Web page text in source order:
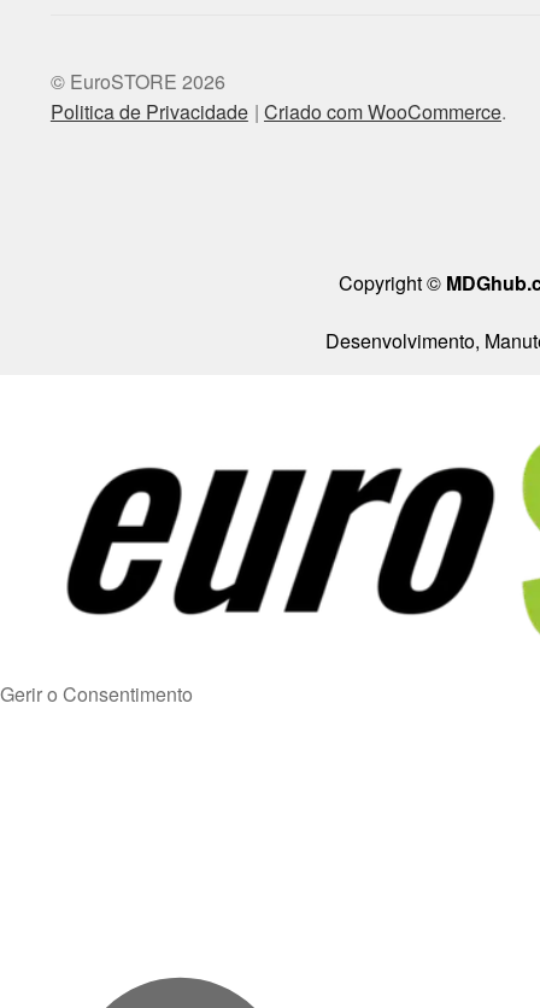
© EuroSTORE 2026
Politica de Privacidade Criado com WooCommerce.
Copyright ©
Desenvolvimento,
Gerir o Consentimento